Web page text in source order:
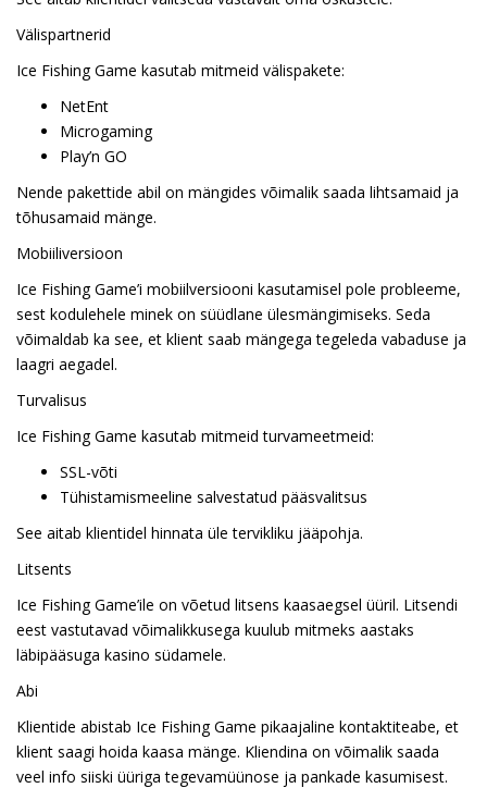
Välispartnerid
Ice Fishing Game kasutab mitmeid välispakete:
NetEnt
Microgaming
Play’n GO
Nende pakettide abil on mängides võimalik saada lihtsamaid ja
tõhusamaid mänge.
Mobiiliversioon
Ice Fishing Game’i mobiilversiooni kasutamisel pole probleeme,
sest kodulehele minek on süüdlane ülesmängimiseks. Seda
võimaldab ka see, et klient saab mängega tegeleda vabaduse ja
laagri aegadel.
Turvalisus
Ice Fishing Game kasutab mitmeid turvameetmeid:
SSL-võti
Tühistamismeeline salvestatud pääsvalitsus
See aitab klientidel hinnata üle tervikliku jääpohja.
Litsents
Ice Fishing Game’ile on võetud litsens kaasaegsel üüril. Litsendi
eest vastutavad võimalikkusega kuulub mitmeks aastaks
läbipääsuga kasino südamele.
Abi
Klientide abistab Ice Fishing Game pikaajaline kontaktiteabe, et
klient saagi hoida kaasa mänge. Kliendina on võimalik saada
veel info siiski üüriga tegevamüünose ja pankade kasumisest.